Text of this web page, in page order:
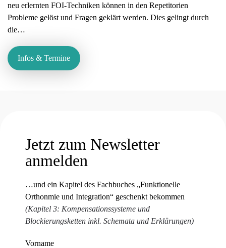
neu erlernten FOI-Techniken können in den Repetitorien
Probleme gelöst und Fragen geklärt werden. Dies gelingt durch
die…
Infos & Termine
Jetzt zum Newsletter
anmelden
…und ein Kapitel des Fachbuches „Funktionelle
Orthonmie und Integration“ geschenkt bekommen
(Kapitel 3: Kompensationssysteme und
Blockierungsketten inkl. Schemata und Erklärungen)
Vorname